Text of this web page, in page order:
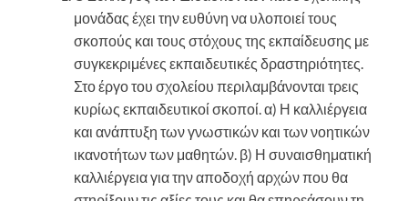
μονάδας έχει την ευθύνη να υλοποιεί τους
σκοπούς και τους στόχους της εκπαίδευσης με
συγκεκριμένες εκπαιδευτικές δραστηριότητες.
Στο έργο του σχολείου περιλαμβάνονται τρεις
κυρίως εκπαιδευτικοί σκοποί. α) Η καλλιέργεια
και ανάπτυξη των γνωστικών και των νοητικών
ικανοτήτων των μαθητών. β) Η συναισθηματική
καλλιέργεια για την αποδοχή αρχών που θα